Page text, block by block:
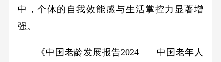
中，个体的自我效能感与生活掌控力显著增
强。
《中国老龄发展报告2024——中国老年人